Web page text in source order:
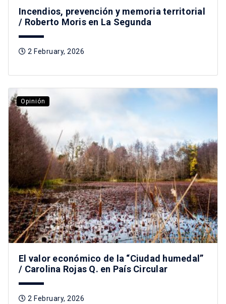
Incendios, prevención y memoria territorial
/ Roberto Moris en La Segunda
2 February, 2026
Opinión
El valor económico de la “Ciudad humedal”
/ Carolina Rojas Q. en País Circular
2 February, 2026